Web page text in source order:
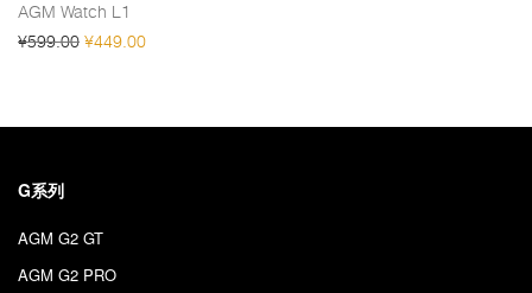
AGM Watch L1
¥599.00 原价为：¥599.00。
¥449.00当前价格为：¥449.00。
G系列
AGM G2 GT
AGM G2 PRO